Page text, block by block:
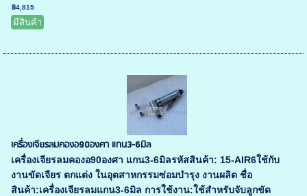
฿4,815
มีสินค้า
เครื่องเจียรลมคองอ90องศา แกน3-6มิล
เครื่องเจียรลมคองอ90องศา แกน3-6มิลรหัสสินค้า: 15-AIR6ใช้กับ
งานขัดเจียร ตกแต่ง ในอุตสาหกรรมซ่อมบำรุง งานผลิต ชื่อ
สินค้า:เครื่องเจียรลมแกน3-6มิล การใช้งาน:ใช้สำหรับจับลูกขัด